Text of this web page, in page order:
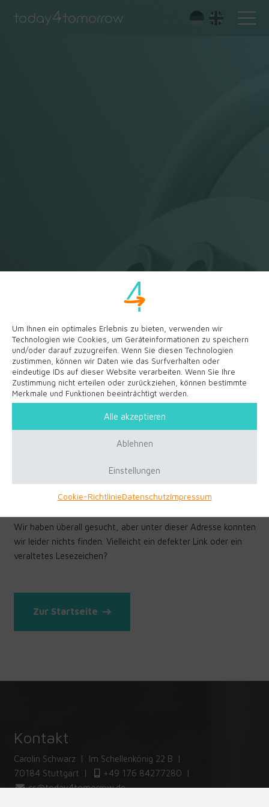
Um Ihnen ein optimales Erlebnis zu bieten, verwenden wir
Technologien wie Cookies, um Geräteinformationen zu speichern
und/oder darauf zuzugreifen. Wenn Sie diesen Technologien
zustimmen, können wir Daten wie das Surfverhalten oder
eindeutige IDs auf dieser Website verarbeiten. Wenn Sie Ihre
Zustimmung nicht erteilen oder zurückziehen, können bestimmte
Merkmale und Funktionen beeinträchtigt werden.
Alle akzeptieren
Ablehnen
Einstellungen
Cookie-RichtlinieDatenschutzImpressum
Entschuldigung!
Wir haben überall gesucht, aber unter dieser Adresse konnten
wir leider nichts finden. Vielleicht ein defekter Link oder ein
veraltetes Lesezeichen?
Zur Startseite
Kontakt
Carolin Schwarz
Im Schellenkönig 22 B
70184 Stuttgart
+49 176 84277280
cs@today4tomorrow.de